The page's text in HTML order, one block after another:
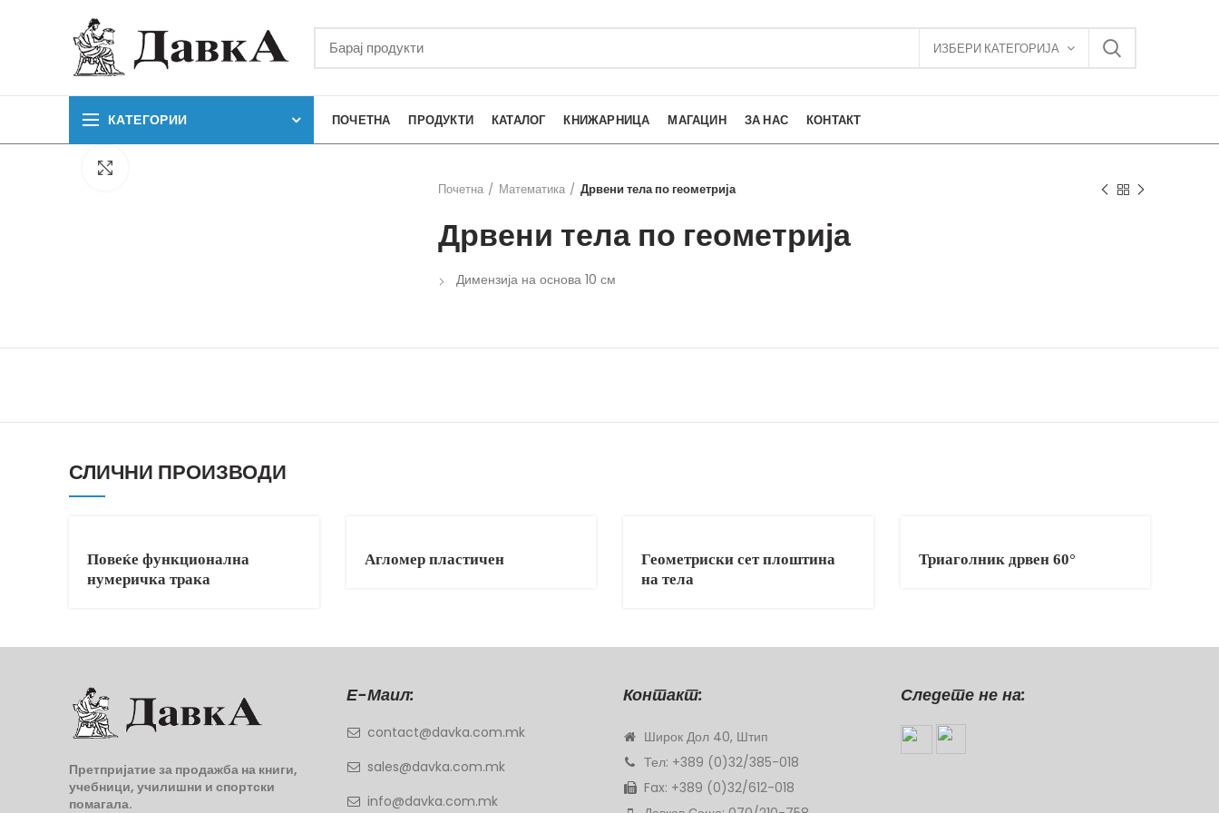
ИЗБЕРИ КАТЕГОРИЈА
КАТЕГОРИИ ПОЧЕТНА ПРОДУКТИ КАТАЛОГ КНИЖАРНИЦА МАГАЦИН ЗА НАС КОНТАКТ
Почетна
Математика Дрвени тела по геометрија
Дрвени тела по геометрија
Димензија на основа 10 см
СЛИЧНИ ПРОИЗВОДИ
Повеќе функционална
нумеричка трака
Агломер пластичен
Геометриски сет плоштина
на тела
Триаголник дрвен 60°
Претпријатие за продажба на книги,
учебници, училишни и спортски
помагала.
Е-Маил:
contact@davka.com.mk
sales@davka.com.mk
info@davka.com.mk
Контакт:
Широк Дол 40, Штип
Тел: +389 (0)32/385-018
Fax: +389 (0)32/612-018
Следете не на: